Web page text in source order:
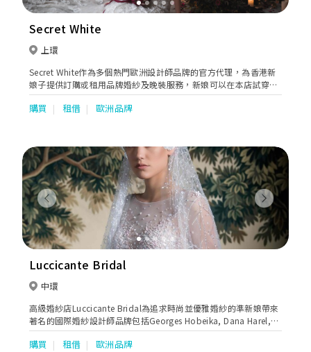
Secret White
上環
Secret White作為多個熱門歐洲設計師品牌的官方代理，為香港新
娘子提供訂購或租用品牌婚紗及晚裝服務，新娘可以在本店試穿
2023系列的最新款式。Secret White提供專業禮服顧問一對一服
務，試裙不設件數限制，讓新娘在私密而舒適的環境，盡情享受挑
購買 租借 歐洲品牌
Previous Next
Luccicante Bridal
中環
高級婚紗店Luccicante Bridal為追求時尚並優雅婚紗的準新娘帶來
著名的國際婚紗設計師品牌包括Georges Hobeika, Dana Harel,
Lihi Hod, Idan Cohen, Netta BenShabu 及 Dimitrius Dalia。婚
紗款式特別時尚優雅，以反映新娘的獨特氣質。婚紗店位於中環黃
購買 租借 歐洲品牌